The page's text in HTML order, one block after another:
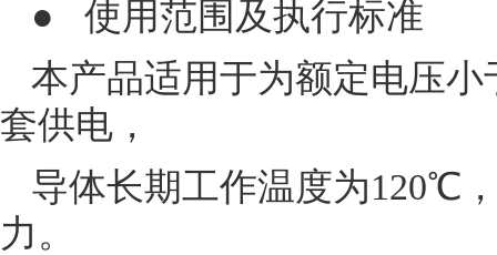
●
使用范围及执行标准
本产品适用于为额定电压
套供电，
导体长期工作温度为120℃
力。